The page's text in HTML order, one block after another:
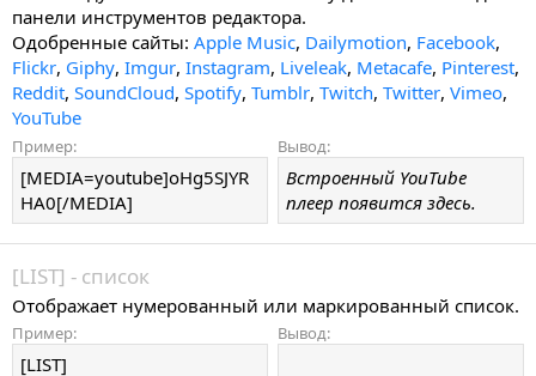
панели инструментов редактора.
Одобренные сайты: Apple Music, Dailymotion, Facebook,
Flickr, Giphy, Imgur, Instagram, Liveleak, Metacafe, Pinterest,
Reddit, SoundCloud, Spotify, Tumblr, Twitch, Twitter, Vimeo,
YouTube
Пример:
[MEDIA=youtube]oHg5SJYR
HA0[/MEDIA]
Вывод:
Встроенный YouTube
плеер появится здесь.
[LIST] - список
Отображает нумерованный или маркированный список.
Пример:
[LIST]
Вывод: